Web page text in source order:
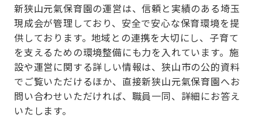
新狭山元氣保育園の運営は、信頼と実績のある埼玉
現成会が管理しており、安全で安心な保育環境を提
供しております。地域との連携を大切にし、子育て
を支えるための環境整備にも力を入れています。施
設や運営に関する詳しい情報は、狭山市の公的資料
でご覧いただけるほか、直接新狭山元氣保育園へお
問い合わせいただければ、職員一同、詳細にお答え
いたします。